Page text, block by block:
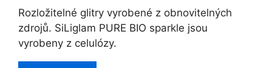
Rozložitelné glitry vyrobené z obnovitelných
zdrojů. SiLiglam PURE BIO sparkle jsou
vyrobeny z celulózy.